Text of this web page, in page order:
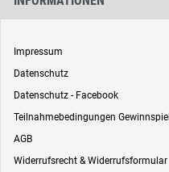
Impressum
Datenschutz
Datenschutz - Facebook
Teilnahmebedingungen Gewinnspiel
AGB
Widerrufsrecht & Widerrufsformular